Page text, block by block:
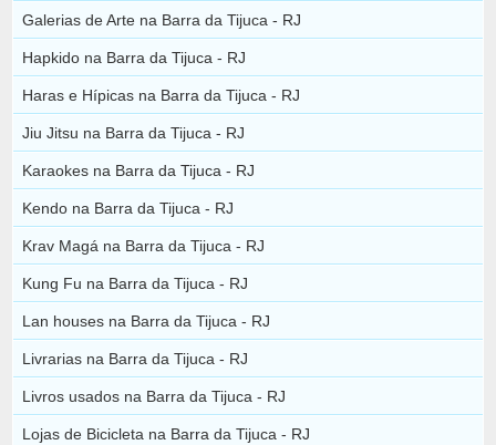
Galerias de Arte na Barra da Tijuca - RJ
Hapkido na Barra da Tijuca - RJ
Haras e Hípicas na Barra da Tijuca - RJ
Jiu Jitsu na Barra da Tijuca - RJ
Karaokes na Barra da Tijuca - RJ
Kendo na Barra da Tijuca - RJ
Krav Magá na Barra da Tijuca - RJ
Kung Fu na Barra da Tijuca - RJ
Lan houses na Barra da Tijuca - RJ
Livrarias na Barra da Tijuca - RJ
Livros usados na Barra da Tijuca - RJ
Lojas de Bicicleta na Barra da Tijuca - RJ